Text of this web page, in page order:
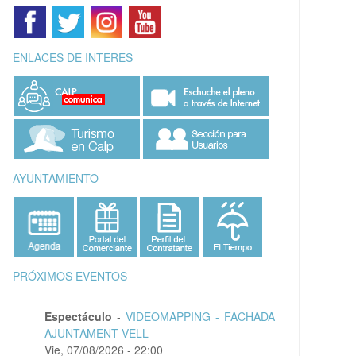
ENLACES DE INTERÉS
AYUNTAMIENTO
PRÓXIMOS EVENTOS
Espectáculo - VIDEOMAPPING - FACHADA
AJUNTAMENT VELL
Vie, 07/08/2026 - 22:00